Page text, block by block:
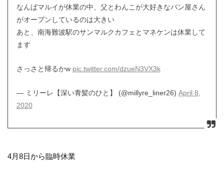
なんばマルイが休業の中、父とわんこが大好きなパン屋さん
がオープンしているのは大きい
あと、南海難波駅のサンマルクカフェとマネケンは休業して
ます
さっさと帰るかw pic.twitter.com/dzueN3VX3k
— ミリーレ【深い青髪のひと】 (@millyre_liner26) April 8,
2020
4月8日から臨時休業